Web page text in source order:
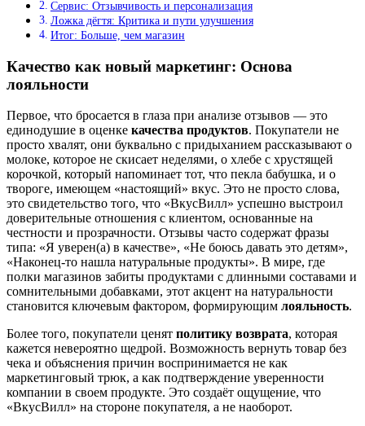
Сервис: Отзывчивость и персонализация
Ложка дёгтя: Критика и пути улучшения
Итог: Больше, чем магазин
Качество как новый маркетинг: Основа
лояльности
Первое, что бросается в глаза при анализе отзывов — это
единодушие в оценке качества продуктов. Покупатели не
просто хвалят, они буквально с придыханием рассказывают о
молоке, которое не скисает неделями, о хлебе с хрустящей
корочкой, который напоминает тот, что пекла бабушка, и о
твороге, имеющем «настоящий» вкус. Это не просто слова,
это свидетельство того, что «ВкусВилл» успешно выстроил
доверительные отношения с клиентом, основанные на
честности и прозрачности. Отзывы часто содержат фразы
типа: «Я уверен(а) в качестве», «Не боюсь давать это детям»,
«Наконец-то нашла натуральные продукты». В мире, где
полки магазинов забиты продуктами с длинными составами и
сомнительными добавками, этот акцент на натуральности
становится ключевым фактором, формирующим лояльность.
Более того, покупатели ценят политику возврата, которая
кажется невероятно щедрой. Возможность вернуть товар без
чека и объяснения причин воспринимается не как
маркетинговый трюк, а как подтверждение уверенности
компании в своем продукте. Это создаёт ощущение, что
«ВкусВилл» на стороне покупателя, а не наоборот.